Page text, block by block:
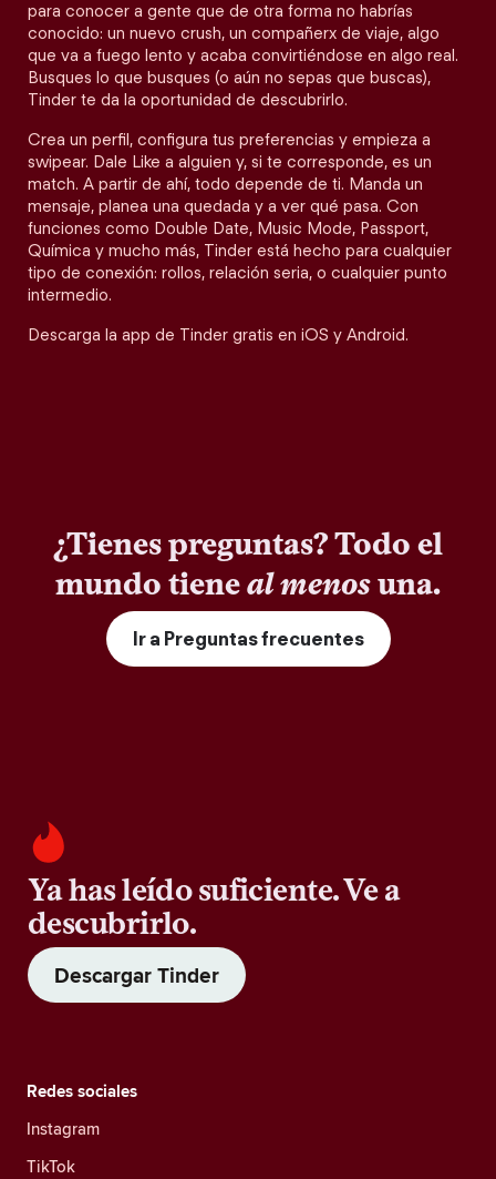
para conocer a gente que de otra forma no habrías
conocido: un nuevo crush, un compañerx de viaje, algo
que va a fuego lento y acaba convirtiéndose en algo real.
Busques lo que busques (o aún no sepas que buscas),
Tinder te da la oportunidad de descubrirlo.
Crea un perfil, configura tus preferencias y empieza a
swipear. Dale Like a alguien y, si te corresponde, es un
match. A partir de ahí, todo depende de ti. Manda un
mensaje, planea una quedada y a ver qué pasa. Con
funciones como Double Date, Music Mode, Passport,
Química y mucho más, Tinder está hecho para cualquier
tipo de conexión: rollos, relación seria, o cualquier punto
intermedio.
Descarga la app de Tinder gratis en iOS y Android.
¿Tienes preguntas? Todo el
mundo tieneal menosuna.
Ir a Preguntas frecuentes
Ya has leído suficiente. Ve a
descubrirlo.
Descargar Tinder
Redes sociales
Instagram
TikTok